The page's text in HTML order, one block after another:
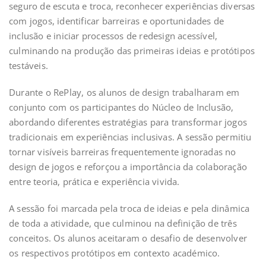
seguro de escuta e troca, reconhecer experiências diversas
com jogos, identificar barreiras e oportunidades de
inclusão e iniciar processos de redesign acessível,
culminando na produção das primeiras ideias e protótipos
testáveis.
Durante o RePlay, os alunos de design trabalharam em
conjunto com os participantes do Núcleo de Inclusão,
abordando diferentes estratégias para transformar jogos
tradicionais em experiências inclusivas. A sessão permitiu
tornar visíveis barreiras frequentemente ignoradas no
design de jogos e reforçou a importância da colaboração
entre teoria, prática e experiência vivida.
A sessão foi marcada pela troca de ideias e pela dinâmica
de toda a atividade, que culminou na definição de três
conceitos. Os alunos aceitaram o desafio de desenvolver
os respectivos protótipos em contexto académico.